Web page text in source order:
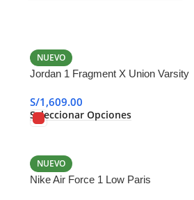
NUEVO
Jordan 1 Fragment X Union Varsity
S/1,609.00
Seleccionar Opciones
NUEVO
Nike Air Force 1 Low Paris